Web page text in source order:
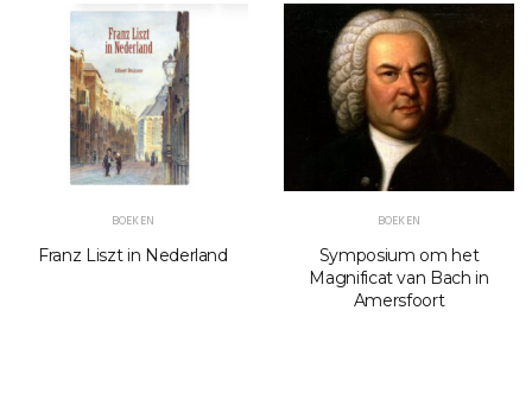
BOEKEN
Franz Liszt in Nederland
BOEKEN
Symposium om het
Magnificat van Bach in
Amersfoort